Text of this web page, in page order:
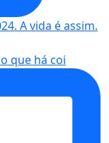
que há coi